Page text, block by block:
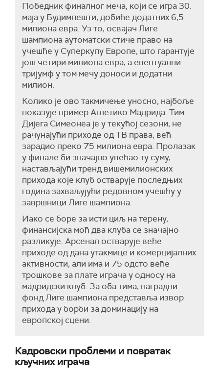
Победник финалног меча, који се игра 30.
маја у Будимпешти, добиће додатних 6,5
милиона евра. Уз то, освајач Лиге
шампиона аутоматски стиче право на
учешће у Суперкупу Европе, што гарантује
још четири милиона евра, а евентуални
тријумф у том мечу доноси и додатни
милион.
Колико је ово такмичење уносно, најбоље
показује пример Атлетико Мадрида. Тим
Дијега Симеонеа је у текућој сезони, не
рачунајући приходе од ТВ права, већ
зарадио преко 75 милиона евра. Пролазак
у финале би значајно увећао ту суму,
настављајући тренд вишемилионских
прихода које клуб остварује последњих
година захваљујући редовном учешћу у
завршници Лиге шампиона.
Иако се боре за исти циљ на терену,
финансијска моћ два клуба се значајно
разликује. Арсенал остварује веће
приходе од дана утакмице и комерцијалних
активности, али има и 75 одсто веће
трошкове за плате играча у односу на
мадридски клуб. За оба тима, наградни
фонд Лиге шампиона представља извор
прихода у борби за доминацију на
европској сцени.
Кадровски проблеми и повратак
кључних играча